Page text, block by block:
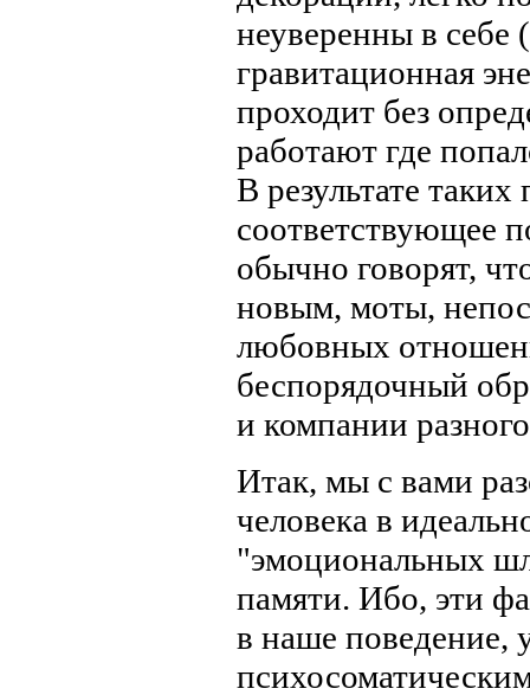
неуверенны в себе
гравитационная
проходит без
работают где
В результате
соответствующее
обычно говорят,
новым, моты,
любовных
беспорядочный
и компании
Итак, мы с вами
человека в
"эмоциональных
памяти. Ибо, эти
в наше поведение,